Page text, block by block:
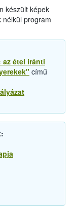
készült képek
nélkül program
étel iránti
című